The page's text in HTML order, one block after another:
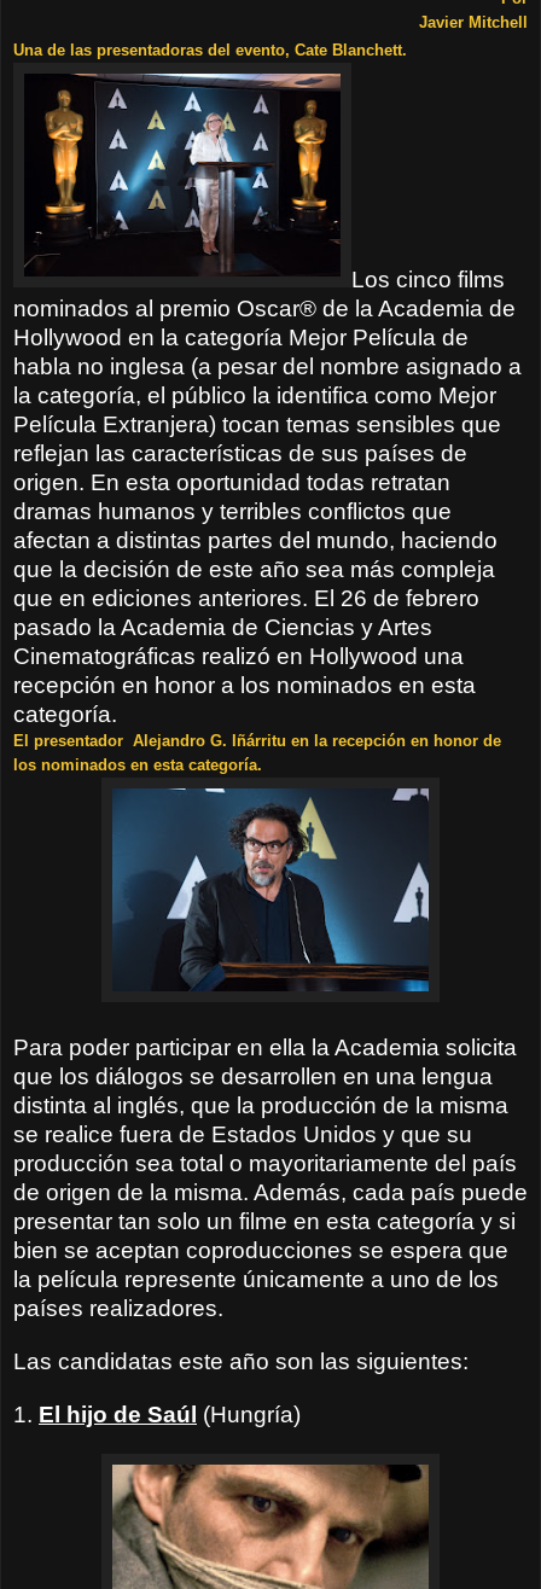
Javier Mitchell
Una de las presentadoras del evento, Cate Blanchett.
Los cinco films
nominados al premio Oscar® de la Academia de
Hollywood en la categoría Mejor Película de
habla no inglesa (a pesar del nombre asignado a
la categoría, el público la identifica como Mejor
Película Extranjera) tocan temas sensibles que
reflejan las características de sus países de
origen. En esta oportunidad todas retratan
dramas humanos y terribles conflictos que
afectan a distintas partes del mundo, haciendo
que la decisión de este año sea más compleja
que en ediciones anteriores. El 26 de febrero
pasado la Academia de Ciencias y Artes
Cinematográficas realizó en Hollywood una
recepción en honor a los nominados en esta
categoría.
El presentador Alejandro G. Iñárritu en la recepción en honor de
los nominados en esta categoría.
Para poder participar en ella la Academia solicita
que los diálogos se desarrollen en una lengua
distinta al inglés, que la producción de la misma
se realice fuera de Estados Unidos y que su
producción sea total o mayoritariamente del país
de origen de la misma. Además, cada país puede
presentar tan solo un filme en esta categoría y si
bien se aceptan coproducciones se espera que
la película represente únicamente a uno de los
países realizadores.
Las candidatas este año son las siguientes:
1. El hijo de Saúl (Hungría)